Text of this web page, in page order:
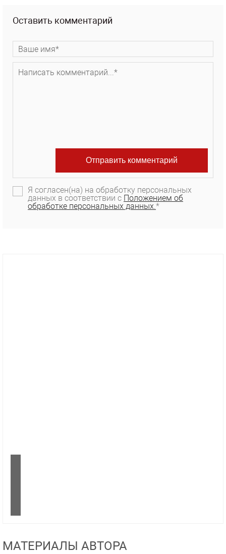
Оставить комментарий
Я согласен(на) на обработку персональных
данных в соответствии с Положением об
обработке персональных данных.*
МАТЕРИАЛЫ АВТОРА